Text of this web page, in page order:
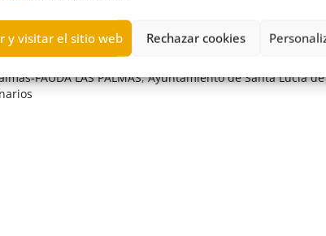
y visitar el sitio web Rechazar cookies
FAUDA LAS PALMAS,Ayuntamiento de Santa Lucía